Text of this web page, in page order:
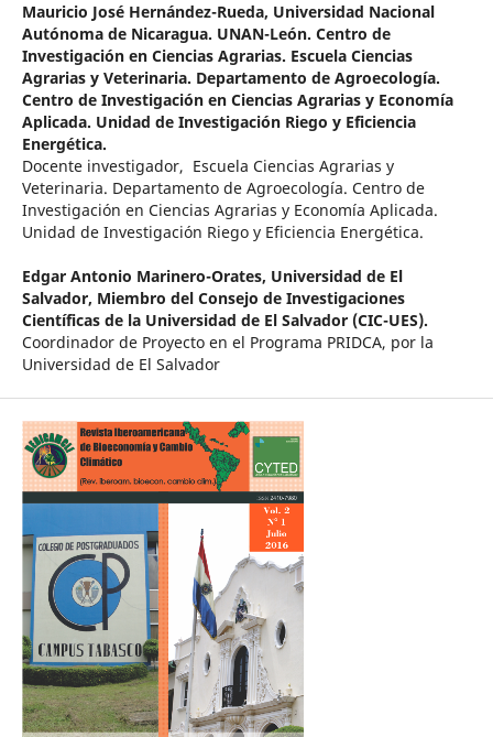
Mauricio José Hernández-Rueda, Universidad Nacional
Autónoma de Nicaragua. UNAN-León. Centro de
Investigación en Ciencias Agrarias. Escuela Ciencias
Agrarias y Veterinaria. Departamento de Agroecología.
Centro de Investigación en Ciencias Agrarias y Economía
Aplicada. Unidad de Investigación Riego y Eficiencia
Energética.
Docente investigador, Escuela Ciencias Agrarias y
Veterinaria. Departamento de Agroecología. Centro de
Investigación en Ciencias Agrarias y Economía Aplicada.
Unidad de Investigación Riego y Eficiencia Energética.
Edgar Antonio Marinero-Orates, Universidad de El
Salvador, Miembro del Consejo de Investigaciones
Científicas de la Universidad de El Salvador (CIC-UES).
Coordinador de Proyecto en el Programa PRIDCA, por la
Universidad de El Salvador